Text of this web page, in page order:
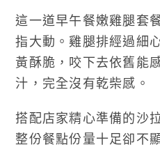
這一道早午餐嫩雞腿套
指大動。雞腿排經過細
黃酥脆，咬下去依舊能
汁，完全沒有乾柴感。
搭配店家精心準備的沙
整份餐點份量十足卻不